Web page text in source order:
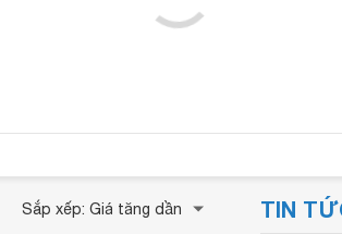
Sắp xếp: Giá tăng dần TIN